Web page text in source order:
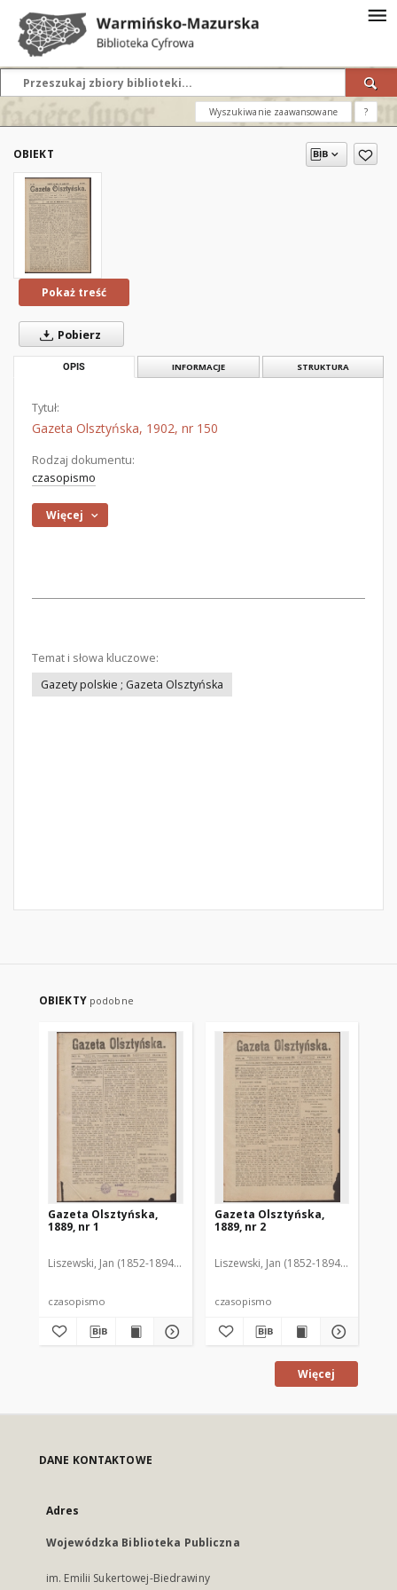
Wyszukiwanie zaawansowane ?
OBIEKT
Pokaż treść
Pobierz
OPIS INFORMACJE STRUKTURA
Tytuł:
Gazeta Olsztyńska, 1902, nr 150
Rodzaj dokumentu:
czasopismo
Więcej
Temat i słowa kluczowe:
Gazety polskie ; Gazeta Olsztyńska
OBIEKTY podobne
Gazeta Olsztyńska,
1889, nr 1
Liszewski, Jan (1852-1894). Red.
czasopismo
Gazeta Olsztyńska,
1889, nr 2
Liszewski, Jan (1852-1894). Red.
czasopismo
Więcej
DANE KONTAKTOWE
Adres
Wojewódzka Biblioteka Publiczna
im. Emilii Sukertowej-Biedrawiny